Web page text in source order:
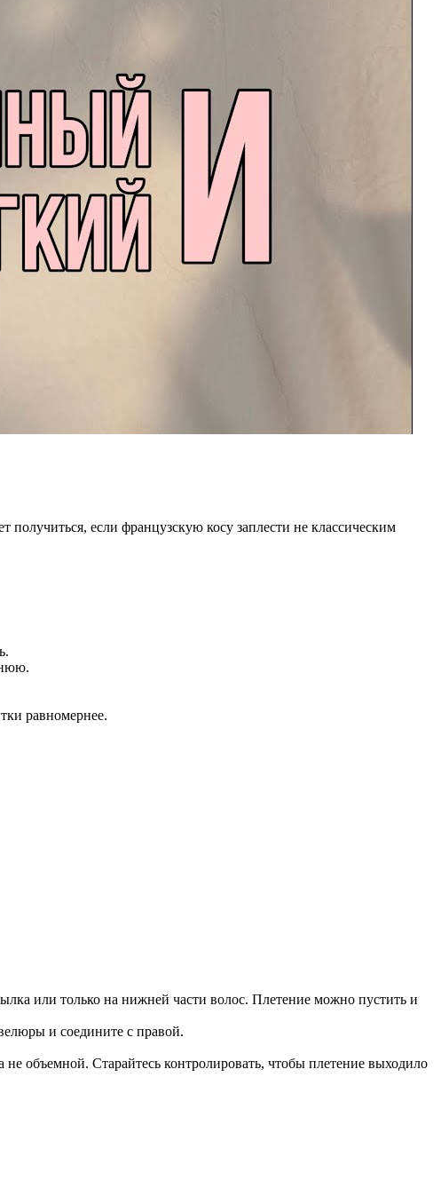
получиться, если французскую косу заплести не классическим
равномернее.
или только на нижней части волос. Плетение можно пустить и
и соедините с правой.
объемной. Старайтесь контролировать, чтобы плетение выходило